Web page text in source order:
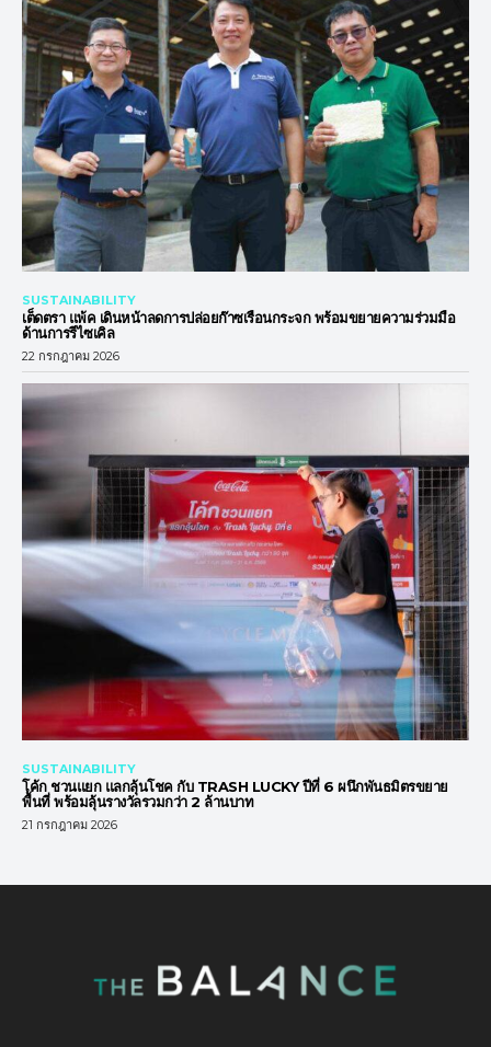
SUSTAINABILITY
เต็ดตรา แพ้ค เดินหน้าลดการปล่อยก๊าซเรือนกระจก พร้อมขยายความร่วมมือ
ด้านการรีไซเคิล
22 กรกฎาคม 2026
SUSTAINABILITY
โค้ก ชวนแยก แลกลุ้นโชค กับ TRASH LUCKY ปีที่ 6 ผนึกพันธมิตรขยาย
พื้นที่ พร้อมลุ้นรางวัลรวมกว่า 2 ล้านบาท
21 กรกฎาคม 2026